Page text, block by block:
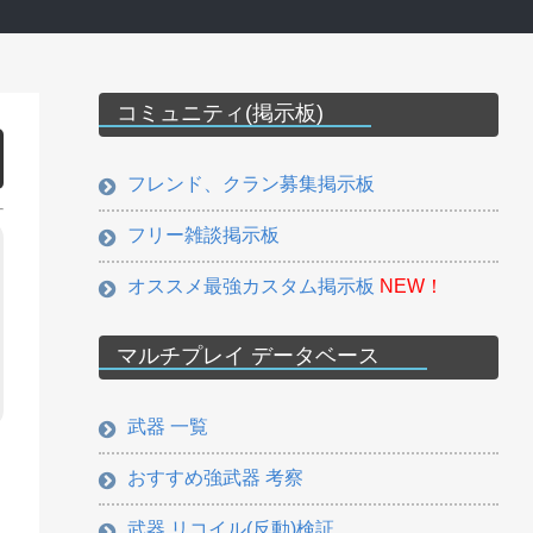
コミュニティ(掲示板)
フレンド、クラン募集掲示板
フリー雑談掲示板
オススメ最強カスタム掲示板 NEW！
マルチプレイ データベース
武器 一覧
おすすめ強武器 考察
武器 リコイル(反動)検証